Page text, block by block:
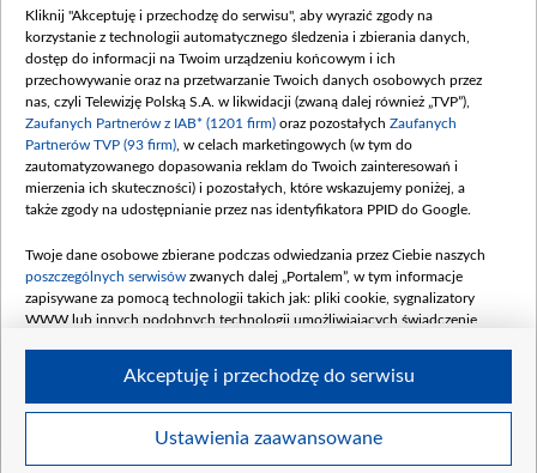
(wpłata wrzesień 100 mln, październik 350
mln, listopad 265 mln)
Dofinansowanie 48 862 000,00 PLN
Data podpisania umowy: GRUDZIEŃ 2025
(wpłata grudzień 60,548 mln)
Dofinansowanie 900 000 000,00 PLN
Data podpisania umowy: LUTY 2026 (wpłata
kwiecień 180 mln, 7 maja 180 mln, 8
czerwca 90 mln)
Dofinansowanie 250 000 000,00 PLN
4 sierpnia 250 mln
Kliknij "Akceptuję i przechodzę do serwisu", aby wyrazić zgody na
korzystanie z technologii automatycznego śledzenia i zbierania danych,
dostęp do informacji na Twoim urządzeniu końcowym i ich
przechowywanie oraz na przetwarzanie Twoich danych osobowych przez
nas, czyli Telewizję Polską S.A. w likwidacji (zwaną dalej również „TVP”),
Zaufanych Partnerów z IAB* (1201 firm) oraz pozostałych Zaufanych
Partnerów TVP (93 firm) , w celach marketingowych (w tym do
zautomatyzowanego dopasowania reklam do Twoich zainteresowań i
mierzenia ich skuteczności) i pozostałych, które wskazujemy poniżej, a
także zgody na udostępnianie przez nas identyfikatora PPID do Google.
Twoje dane osobowe zbierane podczas odwiedzania przez Ciebie naszych
poszczególnych serwisów zwanych dalej „Portalem”, w tym informacje
zapisywane za pomocą technologii takich jak: pliki cookie, sygnalizatory
WWW lub innych podobnych technologii umożliwiających świadczenie
Twoje dane osobowe zbierane podczas odwiedzania przez Ciebie
Ustawienia zaawansowane
Akceptuję i przechodzę do serwisu